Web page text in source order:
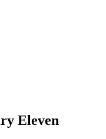
Eleven